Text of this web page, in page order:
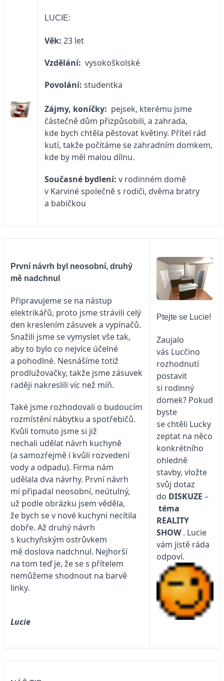
LUCIE:
Věk: 23 let
Vzdělání: vysokoškolské
Povolání: studentka
Zájmy, koníčky: pejsek, kterému jsme
částečně dům přizpůsobili, a zahrada,
kde bych chtěla pěstovat květiny. Přítel rád
kutí, takže počítáme se zahradním domkem,
kde by měl malou dílnu.
Současné bydlení: v rodinném domě
v Karviné společně s rodiči, dvěma bratry
a babičkou
První návrh byl neosobní, druhý
mě nadchnul
Připravujeme se na nástup
elektrikářů, proto jsme strávili celý
den kreslením zásuvek a vypínačů.
Snažili jsme se vymyslet vše tak,
aby to bylo co nejvíce účelné
a pohodlné. Nesnášíme totiž
prodlužovačky, takže jsme zásuvek
raději nakreslili víc než míň.
Také jsme rozhodovali o budoucím
rozmístění nábytku a spotřebičů.
Kvůli tomuto jsme si již
nechali udělat návrh kuchyně
(a samozřejmě i kvůli rozvedení
vody a odpadu). Firma nám
udělala dva návrhy. První návrh
mi připadal neosobní, neútulný,
už podle obrázku jsem věděla,
že bych se v nové kuchyni necítila
dobře. Až druhý návrh
s kuchyňským ostrůvkem
mě doslova nadchnul. Nejhorší
na tom teď je, že se s přítelem
nemůžeme shodnout na barvě
linky.
Lucie
Ptejte se Lucie!
Zaujalo
vás Lucčino
rozhodnutí
postavit
si rodinný
domek? Pokud
byste
se chtěli Lucky
zeptat na něco
konkrétního
ohledně
stavby, vložte
svůj dotaz
do DISKUZE –
téma
REALITY
SHOW. Lucie
vám jistě ráda
odpoví.